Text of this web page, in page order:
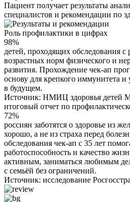
Пациент получает результаты
специалистов и рекомендации по
Роль профилактики в цифрах
98%
детей, проходящих обследования
возрастных норм физического и
развития. Прохождение чек-ап
основу для крепкого иммунитета
в будущем.
Источник: НМИЦ здоровья детей
итоговый отчет по
72%
россиян заботятся о здоровье из
хорошо, а не из страха перед
обследования чек-ап с 35 лет
работоспособность и качество
активным, заниматься любимым
с семьёй без ограничений.
Источник: исследование